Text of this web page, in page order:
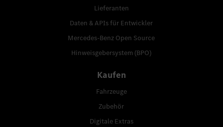
Lieferanten
Daten & APIs für Entwickler
Mercedes-Benz Open Source
Hinweisgebersystem (BPO)
Kaufen
Fahrzeuge
Zubehör
Digitale Extras